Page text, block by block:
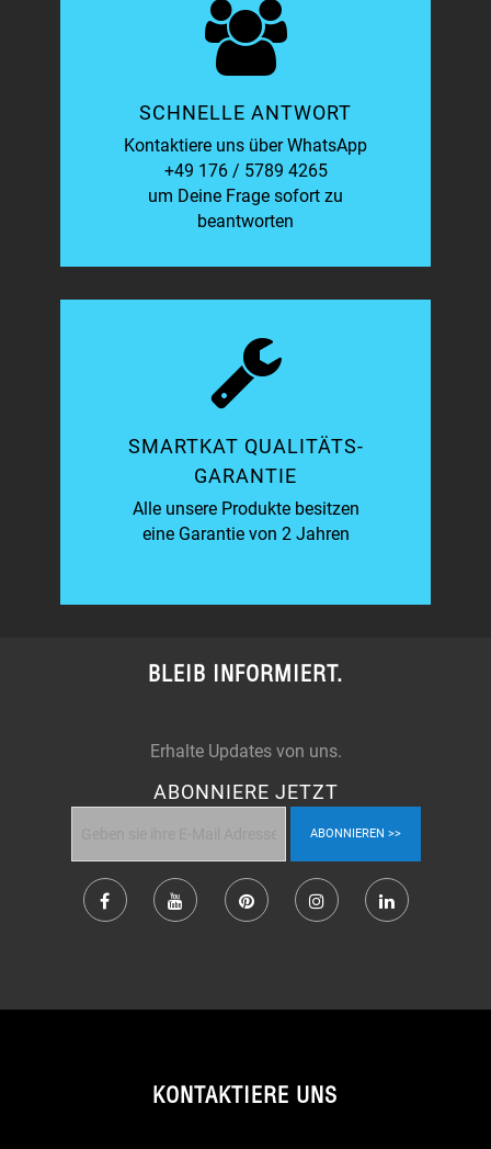
SCHNELLE ANTWORT
Kontaktiere uns über WhatsApp
+49 176 / 5789 4265
um Deine Frage sofort zu
beantworten
SMARTKAT QUALITÄTS-
GARANTIE
Alle unsere Produkte besitzen
eine Garantie von 2 Jahren
BLEIB INFORMIERT.
Erhalte Updates von uns.
ABONNIERE JETZT
ABONNIEREN
KONTAKTIERE UNS